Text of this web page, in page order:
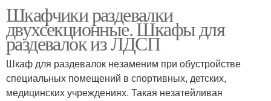
Шкафчики раздевалки
двухсекционные. Шкафы для
раздевалок из ЛДСП
Шкаф для раздевалок незаменим при обустройстве
специальных помещений в спортивных, детских,
медицинских учреждениях. Такая незатейливая